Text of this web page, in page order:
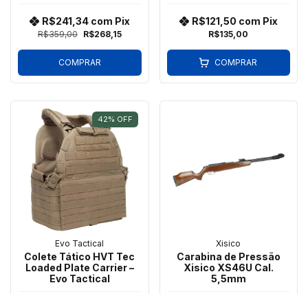
R$359,00 R$268,15
R$241,34 com Pix
COMPRAR
R$135,00
R$121,50 com Pix
COMPRAR
42% OFF
Evo Tactical
Colete Tático HVT Tec
Loaded Plate Carrier –
Evo Tactical
Xisico
Carabina de Pressão
Xisico XS46U Cal.
5,5mm